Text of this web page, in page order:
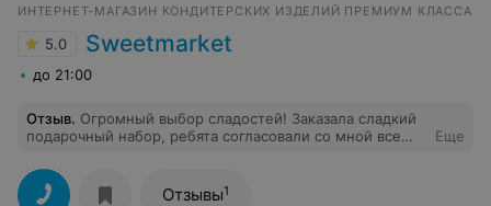
ИНТЕРНЕТ-МАГАЗИН КОНДИТЕРСКИХ ИЗДЕЛИЙ ПРЕМИУМ КЛАССА
5.0 Sweetmarket
до 21:00
Отзыв. Огромный выбор сладостей! Заказала сладкий
подарочный набор, ребята согласовали со мной все
Еще
Отзывы1